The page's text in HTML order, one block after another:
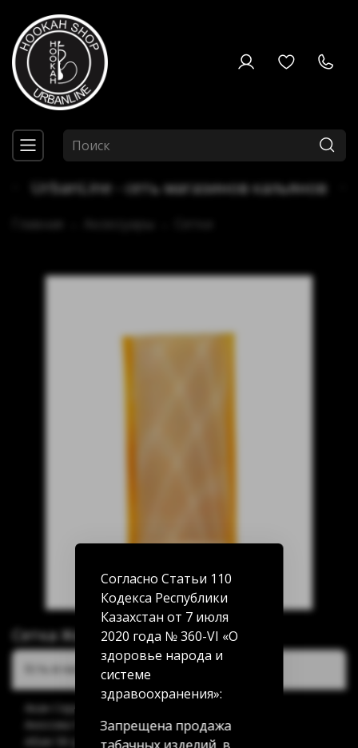
UrbanLine - сеть магазинов кальянов
Сетка Желтая
Есть в наличии:
Акан Серы 20/5: нет в наличии
Аносова 91: нет в наличии
Абая 58 (уг Манаса): нет в наличии
Согласно Статьи 110
Кодекса Республики
Казахстан от 7 июля
2020 года № 360-VI «О
здоровье народа и
системе
здравоохранения»:
Запрещена продажа
табачных изделий, в